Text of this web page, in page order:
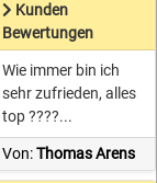
Kunden
Bewertungen
Wie immer bin ich
sehr zufrieden, alles
top ????...
Von:Thomas Arens